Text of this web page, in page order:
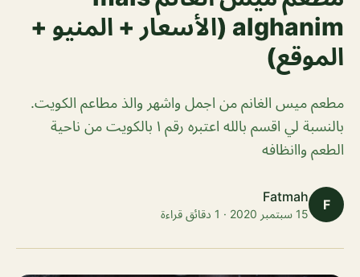
alghanim (الأسعار + المنيو +
الموقع)
مطعم ميس الغانم من اجمل واشهر والذ مطاعم الكويت.
بالنسبة لي اقسم بالله اعتبره رقم ١ بالكويت من ناحية
الطعم واانظافه
F
Fatmah
15 سبتمبر 2020 · 1 دقائق قراءة